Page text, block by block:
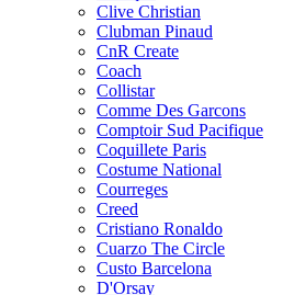
Clive Christian
Clubman Pinaud
CnR Create
Coach
Collistar
Comme Des Garcons
Comptoir Sud Pacifique
Coquillete Paris
Costume National
Courreges
Creed
Cristiano Ronaldo
Cuarzo The Circle
Custo Barcelona
D'Orsay